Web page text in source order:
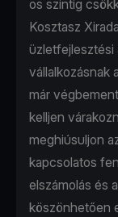
os szintig
Kosztasz
üzletfejlesztési
vállalkozásnak
már
kelljen
meghiúsuljon
kapcsolatos
elszámolás és
köszönhetően